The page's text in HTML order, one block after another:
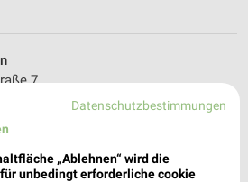
7
- 20:00 Uhr |
Datenschutzbestimmungen
„Ablehnen“ wird die
unbedingt erforderliche cookie